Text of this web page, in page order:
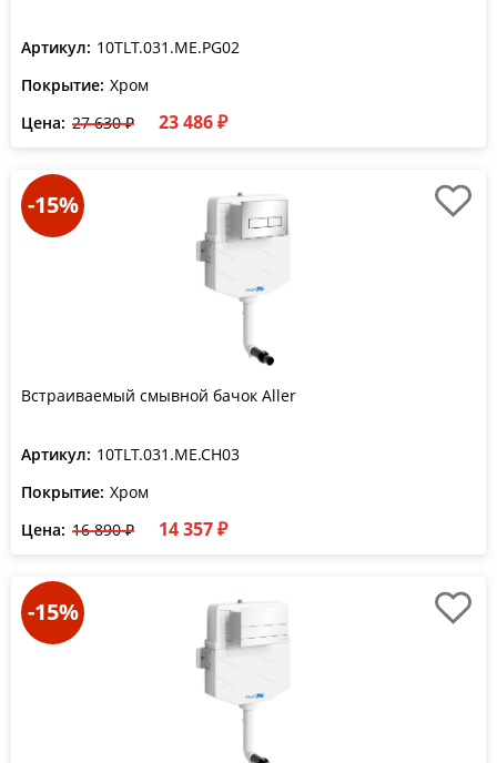
Артикул: 10TLT.031.ME.PG02
Покрытие: Хром
Цена: 27 630 ₽ 23 486 ₽
-15%
Встраиваемый смывной бачок Aller
Артикул: 10TLT.031.ME.CH03
Покрытие: Хром
Цена: 16 890 ₽ 14 357 ₽
-15%